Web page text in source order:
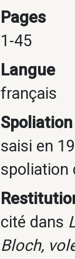
Pages
1-45
Langue
français
Spoliation
saisi en
spoliation
cité dans
Bloch,